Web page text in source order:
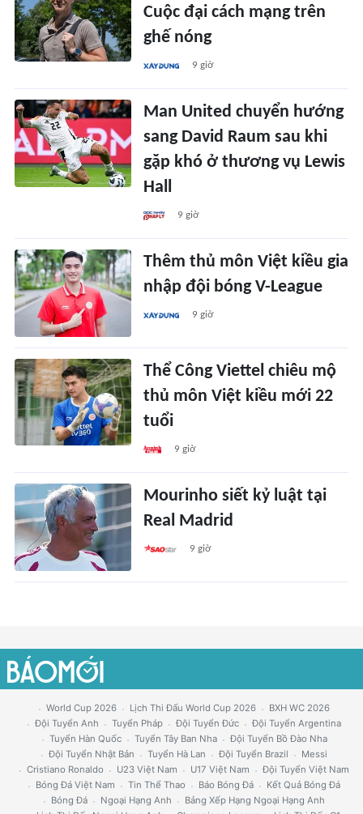
Cuộc đại cách mạng trên
ghế nóng
9 giờ
Man United chuyển hướng
sang David Raum sau khi
gặp khó ở thương vụ Lewis
Hall
9 giờ
Thêm thủ môn Việt kiều gia
nhập đội bóng V-League
9 giờ
Thể Công Viettel chiêu mộ
thủ môn Việt kiều mới 22
tuổi
9 giờ
Mourinho siết kỷ luật tại
Real Madrid
9 giờ
World Cup 2026 Lịch Thi Đấu World Cup 2026
BXH WC 2026
Đội Tuyển Anh
Tuyển Pháp Đội Tuyển Đức
Đội Tuyển Argentina
Tuyển Hàn Quốc
Tuyển Tây Ban Nha
Đội Tuyển Bồ Đào Nha
Đội Tuyển Nhật Bản
Tuyển Hà Lan Đội Tuyển Brazil
Messi
Cristiano Ronaldo
U23 Việt Nam U17 Việt Nam
Đội Tuyển Việt Nam
Bóng Đá Việt Nam
Tin Thể Thao Báo Bóng Đá
Kết Quả Bóng Đá
Bóng Đá
Ngoại Hạng Anh
Bảng Xếp Hạng Ngoại Hạng Anh